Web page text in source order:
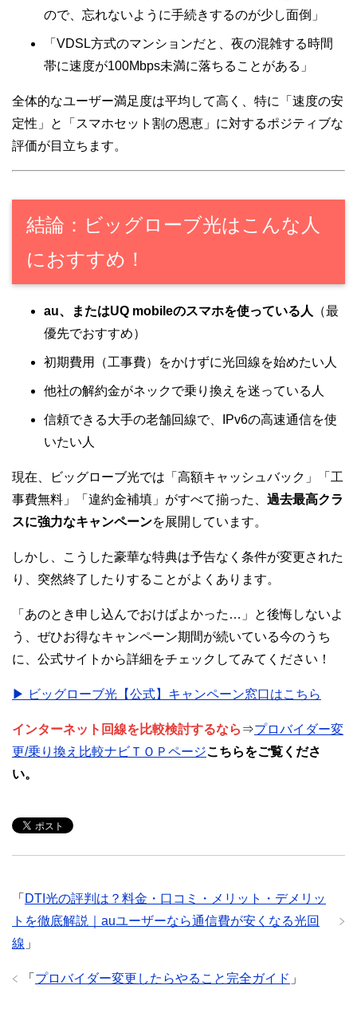
ので、忘れないように手続きするのが少し面倒」
「VDSL方式のマンションだと、夜の混雑する時間
帯に速度が100Mbps未満に落ちることがある」
全体的なユーザー満足度は平均して高く、特に「速度の安
定性」と「スマホセット割の恩恵」に対するポジティブな
評価が目立ちます。
結論：ビッグローブ光はこんな人
におすすめ！
au、またはUQ mobileのスマホを使っている人
（最
優先でおすすめ）
初期費用（工事費）をかけずに光回線を始めたい人
他社の解約金がネックで乗り換えを迷っている人
信頼できる大手の老舗回線で、IPv6の高速通信を使
いたい人
現在、ビッグローブ光では「高額キャッシュバック」「工
事費無料」「違約金補填」がすべて揃った、 過去最高クラ
スに強力なキャンペーンを展開しています。
しかし、こうした豪華な特典は予告なく条件が変更された
り、突然終了したりすることがよくあります。
「あのとき申し込んでおけばよかった…」と後悔しないよ
う、ぜひお得なキャンペーン期間が続いている今のうち
に、公式サイトから詳細をチェックしてみてください！
▶ ビッグローブ光【公式】キャンペーン窓口はこちら
インターネット回線を比較検討するなら ⇒プロバイダー変
更/乗り換え比較ナビＴＯＰページこちらをご覧くださ
い。
「 DTI光の評判は？料金・口コミ・メリット・デメリッ
トを徹底解説｜auユーザーなら通信費が安くなる光回
線 」
「 プロバイダー変更したらやること完全ガイド 」